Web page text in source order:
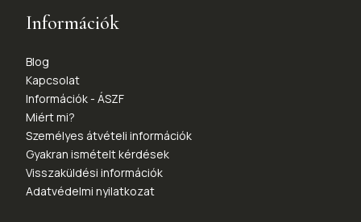
Információk
Blog
Kapcsolat
Információk - ÁSZF
Miért mi?
Személyes átvételi információk
Gyakran ismételt kérdések
Visszaküldési információk
Adatvédelmi nyilatkozat